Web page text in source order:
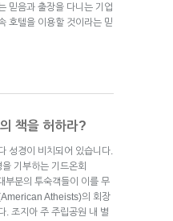
믿음과 출장을 다니는 기업
호텔을 이용할 것이라는 믿
책을 허하라?
성경이 비치되어 있습니다.
기부하는 기드온회
분의 투숙객들이 이를 무
Atheists)의 회장
. 조지아 주 주립공원 내 별